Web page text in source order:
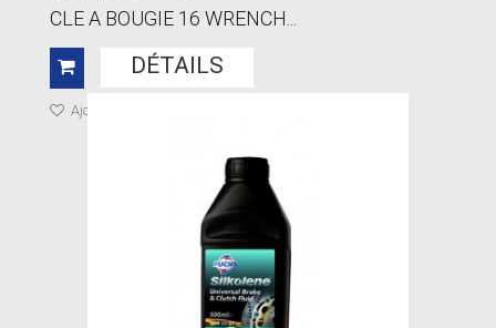
CLE A BOUGIE 16 WRENCH...
DÉTAILS
Ajouter à ma liste de cadeaux